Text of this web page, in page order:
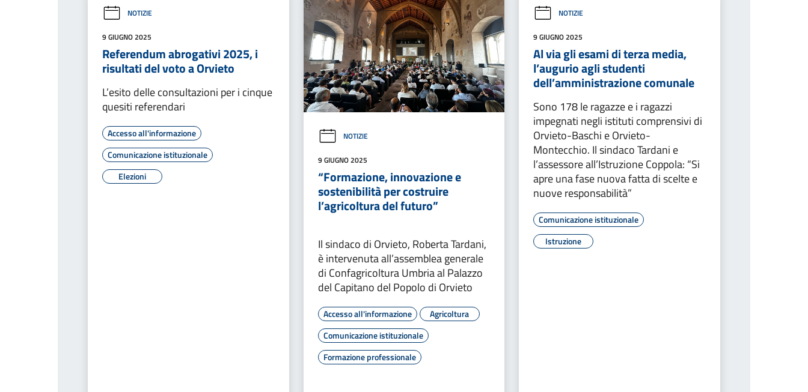
NOTIZIE
9 GIUGNO 2025
Referendum abrogativi 2025, i
risultati del voto a Orvieto
L’esito delle consultazioni per i cinque
quesiti referendari
Accesso all'informazione
Comunicazione istituzionale
Elezioni
NOTIZIE
9 GIUGNO 2025
“Formazione, innovazione e
sostenibilità per costruire
l’agricoltura del futuro”
Il sindaco di Orvieto, Roberta Tardani,
è intervenuta all’assemblea generale
di Confagricoltura Umbria al Palazzo
del Capitano del Popolo di Orvieto
Accesso all'informazione
Agricoltura
Comunicazione istituzionale
Formazione professionale
NOTIZIE
9 GIUGNO 2025
Al via gli esami di terza media,
l’augurio agli studenti
dell’amministrazione comunale
Sono 178 le ragazze e i ragazzi
impegnati negli istituti comprensivi di
Orvieto-Baschi e Orvieto-
Montecchio. Il sindaco Tardani e
l’assessore all’Istruzione Coppola: “Si
apre una fase nuova fatta di scelte e
nuove responsabilità”
Comunicazione istituzionale
Istruzione